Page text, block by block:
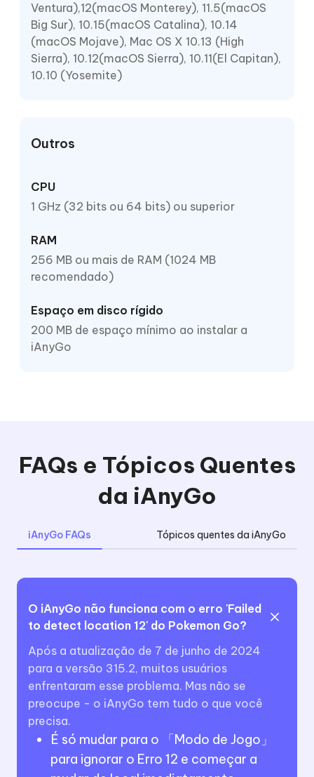
Ventura),12(macOS Monterey), 11.5(macOS
Big Sur), 10.15(macOS Catalina), 10.14
(macOS Mojave), Mac OS X 10.13 (High
Sierra), 10.12(macOS Sierra), 10.11(El Capitan),
10.10 (Yosemite)
Outros
CPU
1 GHz (32 bits ou 64 bits) ou superior
RAM
256 MB ou mais de RAM (1024 MB
recomendado)
Espaço em disco rígido
200 MB de espaço mínimo ao instalar a
iAnyGo
FAQs e Tópicos Quentes
da iAnyGo
iAnyGo FAQs Tópicos quentes da iAnyGo
O iAnyGo não funciona com o erro 'Failed
to detect location 12' do Pokemon Go?
Após a atualização de 7 de junho de 2024
para a versão 315.2, muitos usuários
enfrentaram esse problema. Mas não se
preocupe - o iAnyGo tem tudo o que você
precisa.
É só mudar para o 「Modo de Jogo」
para ignorar o Erro 12 e começar a